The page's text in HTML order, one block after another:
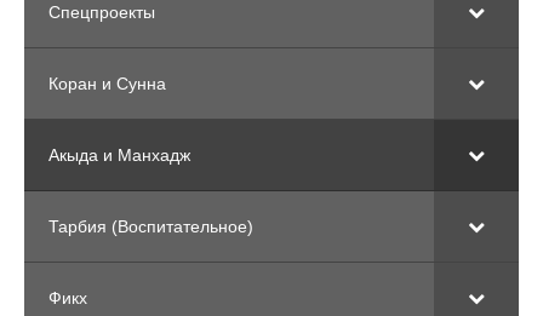
Спецпроекты
Коран и Сунна
Акыда и Манхадж
Тарбия (Воспитательное)
Фикх